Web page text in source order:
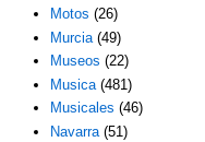
Motos (26)
Murcia (49)
Museos (22)
Musica (481)
Musicales (46)
Navarra (51)